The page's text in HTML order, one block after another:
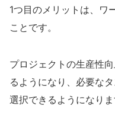
1つ目のメリットは、ワ
ことです。
プロジェクトの生産性
るようになり、必要な
選択できるようになりま